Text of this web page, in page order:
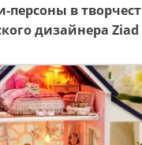
персоны в
дизайнера